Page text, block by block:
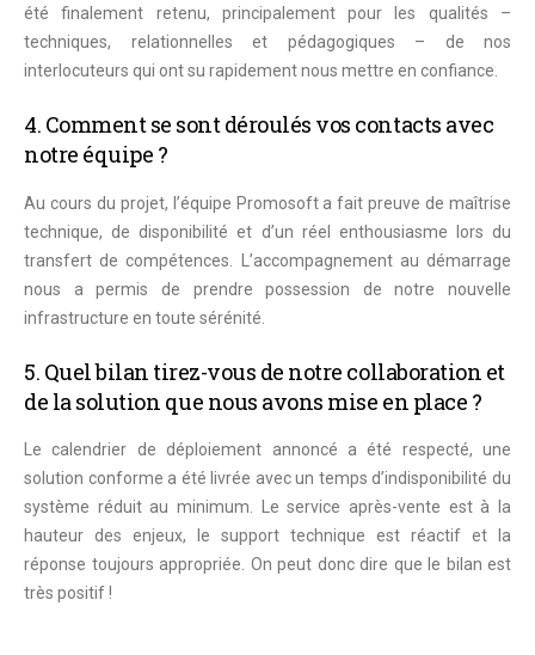
été finalement retenu, principalement pour les qualités –
techniques, relationnelles et pédagogiques – de nos
interlocuteurs qui ont su rapidement nous mettre en confiance.
4. Comment se sont déroulés vos contacts avec
notre équipe ?
Au cours du projet, l’équipe Promosoft a fait preuve de maîtrise
technique, de disponibilité et d’un réel enthousiasme lors du
transfert de compétences . L’accompagnement au démarrage
nous a permis de prendre possession de notre nouvelle
infrastructure en toute sérénité.
5. Quel bilan tirez-vous de notre collaboration et
de la solution que nous avons mise en place ?
Le calendrier de déploiement annoncé a été respecté, une
solution conforme a été livrée avec un temps d’indisponibilité du
système réduit au minimum.
Le service après-vente est à la
hauteur des enjeux, le support technique est réactif et la
réponse toujours appropriée. On peut donc dire que le bilan est
très positif !